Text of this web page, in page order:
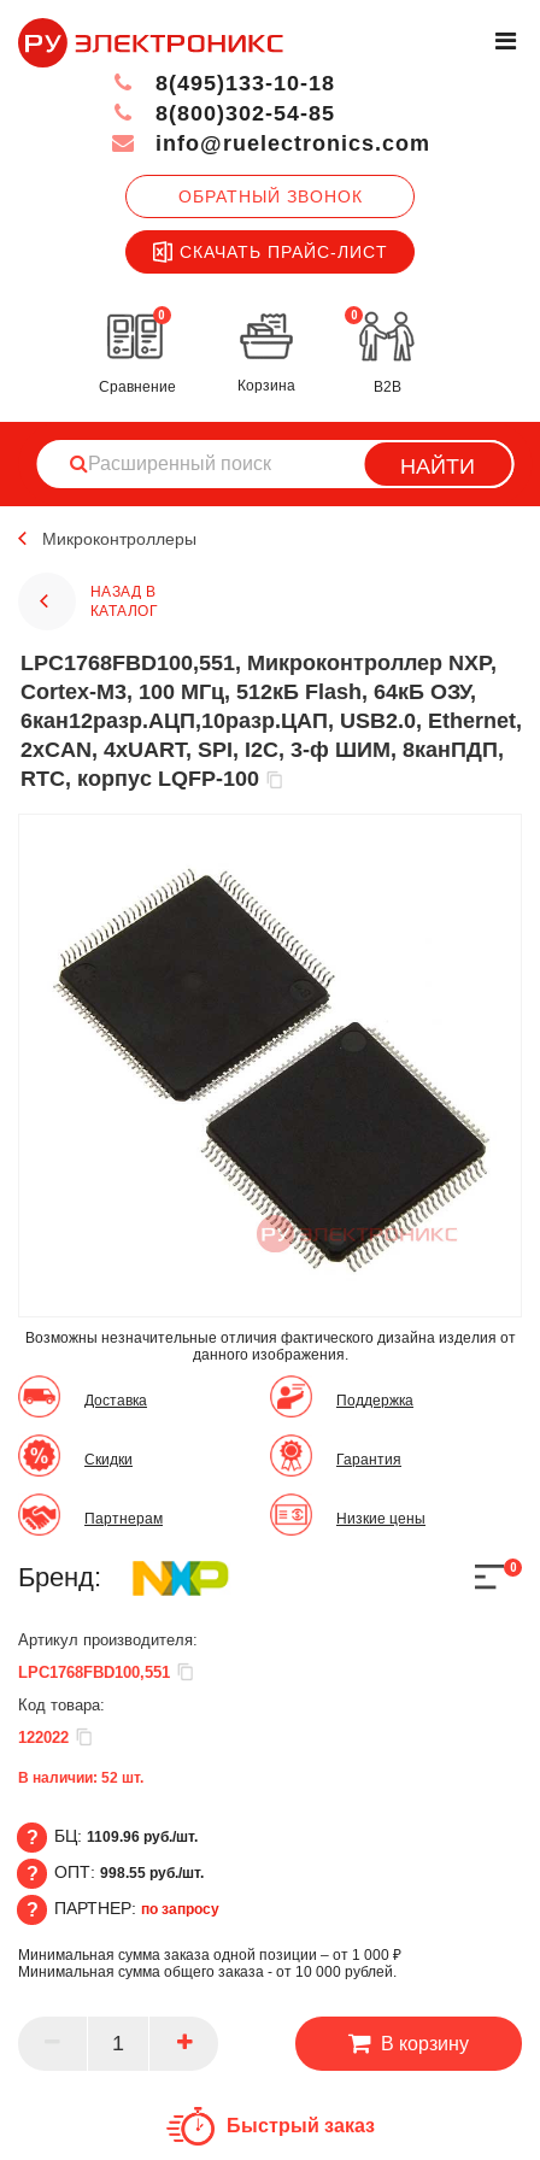
ОБРАТНЫЙ ЗВОНОК
СКАЧАТЬ ПРАЙС-ЛИСТ
8(495)133-10-18
8(800)302-54-85
info@ruelectronics.com
0
Сравнение
0
Корзина B2B
НАЙТИ
Микроконтроллеры
НАЗАД В
КАТАЛОГ
LPC1768FBD100,551, Микроконтроллер NXP,
Cortex-M3, 100 МГц, 512кБ Flash, 64кБ ОЗУ,
6кан12разр.АЦП,10разр.ЦАП, USB2.0, Ethernet,
2xCAN, 4xUART, SPI, I2C, 3-ф ШИМ, 8канПДП,
RTC, корпус LQFP-100
Возможны незначительные отличия фактического дизайна изделия от
данного изображения.
Доставка
Скидки
Партнерам
Поддержка
Гарантия
Низкие цены
Бренд: 0
Артикул производителя:
LPC1768FBD100,551
Код товара:
122022
В наличии: 52 шт.
БЦ
БЦ: 1109.96 руб./шт.
ОПТ
ОПТ: 998.55 руб./шт.
ПАРТНЕР
ПАРТНЕР: по запросу
Минимальная сумма заказа одной позиции – от 1 000 ₽
Минимальная сумма общего заказа - от 10 000 рублей.
В корзину
Быстрый заказ